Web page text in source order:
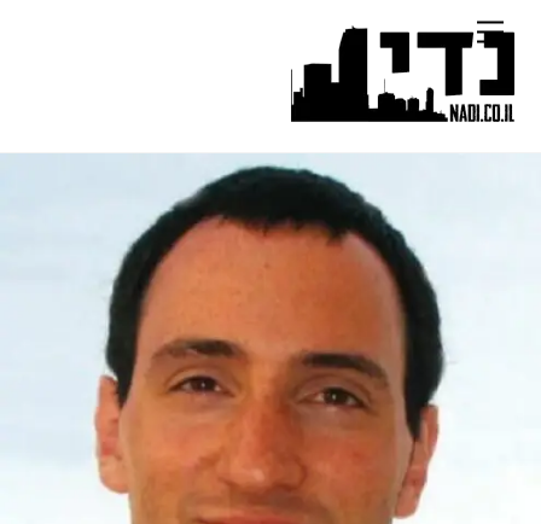
content
Menu